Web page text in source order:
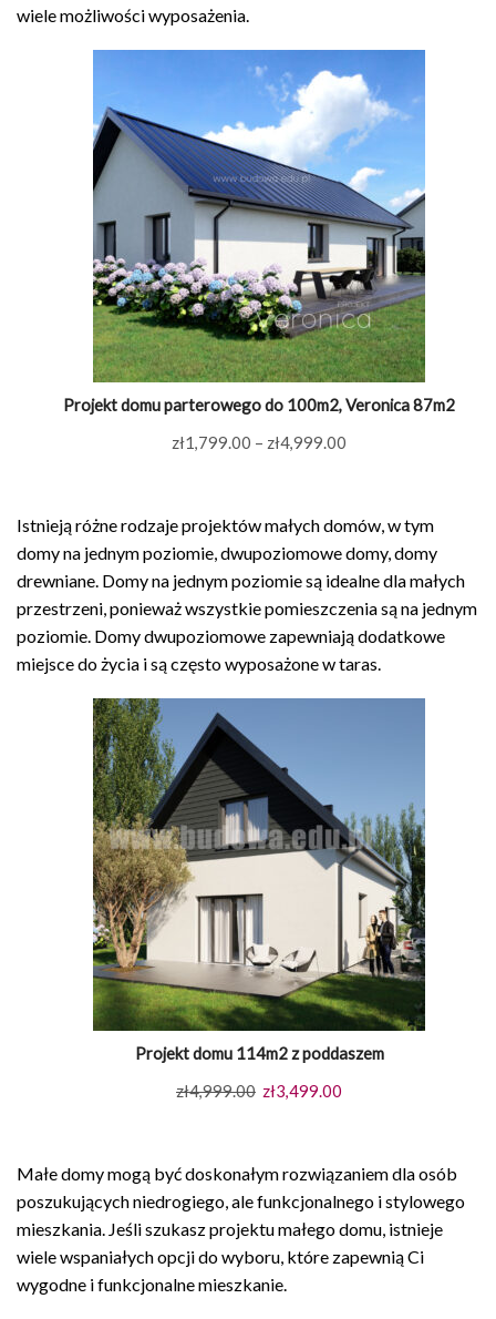
wiele możliwości wyposażenia.
Projekt domu parterowego do 100m2, Veronica 87m2
zł1,799.00 – zł4,999.00
zł1,799.00
do
zł4,999.00
Istnieją różne rodzaje projektów małych domów, w tym
domy na jednym poziomie, dwupoziomowe domy, domy
drewniane. Domy na jednym poziomie są idealne dla małych
przestrzeni, ponieważ wszystkie pomieszczenia są na jednym
poziomie. Domy dwupoziomowe zapewniają dodatkowe
miejsce do życia i są często wyposażone w taras.
Projekt domu 114m2 z poddaszem
zł4,999.00 Pierwotna
zł4,999.00.
zł3,499.00
zł3,499.00.
Małe domy mogą być doskonałym rozwiązaniem dla osób
poszukujących niedrogiego, ale funkcjonalnego i stylowego
mieszkania. Jeśli szukasz projektu małego domu, istnieje
wiele wspaniałych opcji do wyboru, które zapewnią Ci
wygodne i funkcjonalne mieszkanie.